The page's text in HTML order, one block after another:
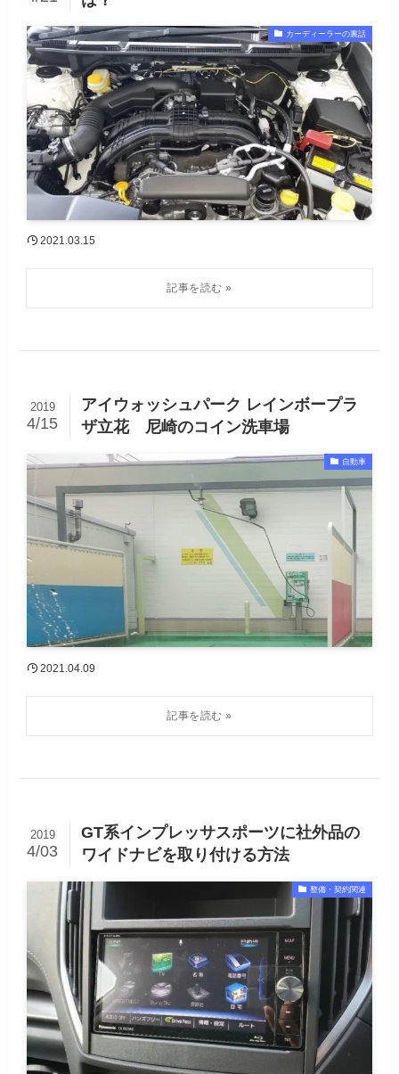
カーディーラーの裏話
2021.03.15
アイウォッシュパーク レインボープラ
ザ立花 尼崎のコイン洗車場
2019
4/15
自動車
2021.04.09
GT系インプレッサスポーツに社外品の
ワイドナビを取り付ける方法
2019
4/03
整備・契約関連